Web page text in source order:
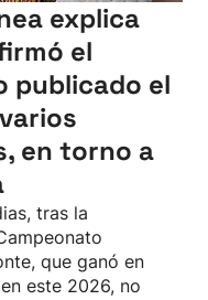
explica
el
publicado el
en torno a
tras la
que ganó en
este 2026, no